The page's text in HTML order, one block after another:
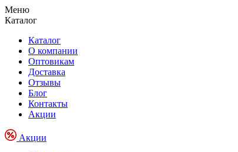
Меню
Каталог
Каталог
О компании
Оптовикам
Доставка
Отзывы
Блог
Контакты
Акции
Акции